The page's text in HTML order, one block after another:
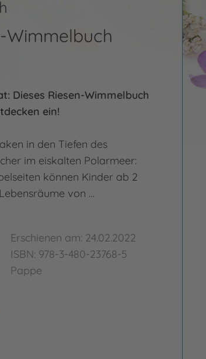
Wimmelbuch
Dieses Riesen-Wimmelbuch
ein!
in den Tiefen des
im eiskalten Polarmeer:
können Kinder ab 2
von …
Erschienen am: 24.02.2022
ISBN: 978-3-480-23768-5
Pappe